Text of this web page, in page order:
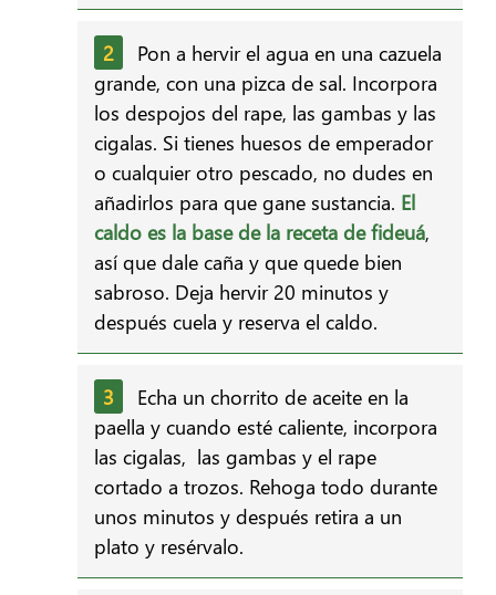
Pon a hervir el agua en una cazuela
grande, con una pizca de sal. Incorpora
los despojos del rape, las gambas y las
cigalas. Si tienes huesos de emperador
o cualquier otro pescado, no dudes en
añadirlos para que gane sustancia. El
caldo es la base de la receta de fideuá,
así que dale caña y que quede bien
sabroso. Deja hervir 20 minutos y
después cuela y reserva el caldo.
Echa un chorrito de aceite en la
paella y cuando esté caliente, incorpora
las cigalas, las gambas y el rape
cortado a trozos. Rehoga todo durante
unos minutos y después retira a un
plato y resérvalo.